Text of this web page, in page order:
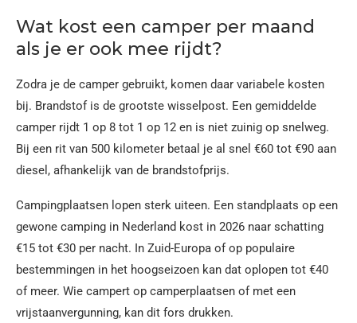
Wat kost een camper per maand
als je er ook mee rijdt?
Zodra je de camper gebruikt, komen daar variabele kosten
bij. Brandstof is de grootste wisselpost. Een gemiddelde
camper rijdt 1 op 8 tot 1 op 12 en is niet zuinig op snelweg.
Bij een rit van 500 kilometer betaal je al snel €60 tot €90 aan
diesel, afhankelijk van de brandstofprijs.
Campingplaatsen lopen sterk uiteen. Een standplaats op een
gewone camping in Nederland kost in 2026 naar schatting
€15 tot €30 per nacht. In Zuid-Europa of op populaire
bestemmingen in het hoogseizoen kan dat oplopen tot €40
of meer. Wie campert op camperplaatsen of met een
vrijstaanvergunning, kan dit fors drukken.